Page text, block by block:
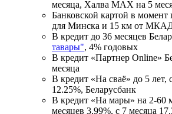
месяца, Халва MАХ на 5
Банковской картой в момент
для Минска и 15 км от
В кредит до 36 месяцев
тавары", 4% годовых
В кредит «Партнер Online»
месяца
В кредит «На сваё» до 5 лет,
12.25%, Беларусбанк
В кредит «На мары» на 2-60
месяцев 3,99%, с 7 месяца